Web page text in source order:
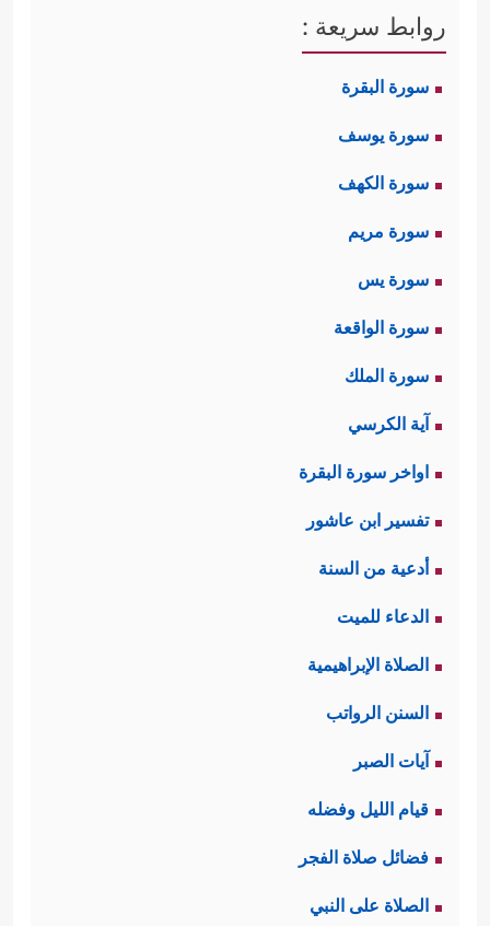
روابط سريعة :
سورة البقرة
سورة يوسف
سورة الكهف
سورة مريم
سورة يس
سورة الواقعة
سورة الملك
آية الكرسي
اواخر سورة البقرة
تفسير ابن عاشور
أدعية من السنة
الدعاء للميت
الصلاة الإبراهيمية
السنن الرواتب
آيات الصبر
قيام الليل وفضله
فضائل صلاة الفجر
الصلاة على النبي